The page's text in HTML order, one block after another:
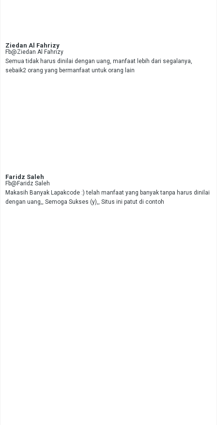
Ziedan Al Fahrizy
Fb@Ziedan Al Fahrizy
Semua tidak harus dinilai dengan uang, manfaat lebih dari segalanya,
sebaik2 orang yang bermanfaat untuk orang lain
Faridz Saleh
Fb@Faridz Saleh
Makasih Banyak Lapakcode :) telah manfaat yang banyak tanpa harus dinilai
dengan uang,, Semoga Sukses (y),, Situs ini patut di contoh